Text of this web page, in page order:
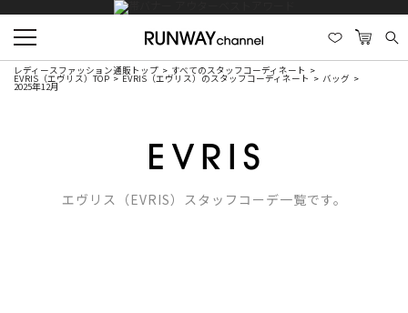
レディースファッション通販トップ すべてのスタッフコーディネート
EVRIS（エヴリス）TOP EVRIS（エヴリス）のスタッフコーディネート バッグ
2025年12月
エヴリス（EVRIS）スタッフコーデ一覧です。